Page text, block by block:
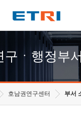
구ㆍ행정부서
호남권연구센터 부서